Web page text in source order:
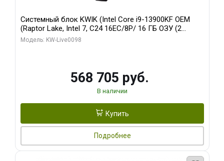
Системный блок KWIK (Intel Core i9-13900KF OEM
(Raptor Lake, Intel 7, C24 16EC/8P/ 16 ГБ ОЗУ (2
модуля)/ Afox RTX4090 24GB GDDR6X 384-Bit 3xDP
Модель: KW-Live0098
568 705 руб.
В наличии
Купить
Подробнее